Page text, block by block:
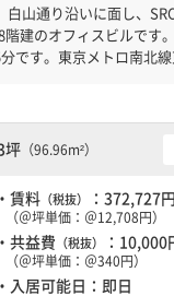
白山通り沿いに面し、
フィスビルです。 竣工1985年、都
です。東京メトロ南北
できます。
坪（96.96m²）
・賃料 （税抜） ：372,727円
（＠坪単価：＠12,708円）
・共益費 （税抜） ：10,000
（＠坪単価：＠340円）
・入居可能日：即日